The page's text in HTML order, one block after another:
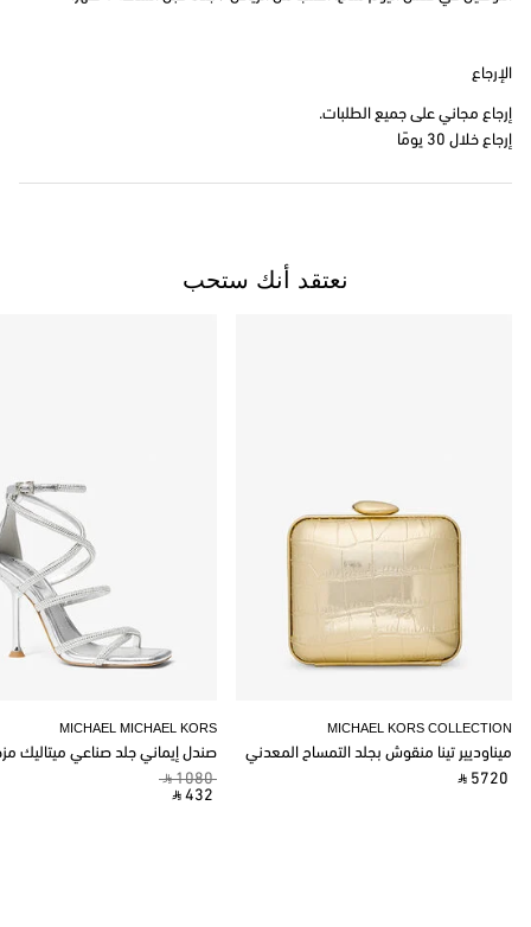
الإرجاع
إرجاع مجاني على جميع الطلبات.
إرجاع خلال 30 يومًا
نعتقد أنك ستحب
MICHAEL MICHAEL KORS
صندل إيماني جلد صناعي ميتاليك
‎ ⃁ 1080 ‎
‎ ⃁ 432 ‎
MICHAEL KORS COLLECTION
ميناوديير تينا منقوش بجلد التمساح المعدني
‎ ⃁ 5720 ‎